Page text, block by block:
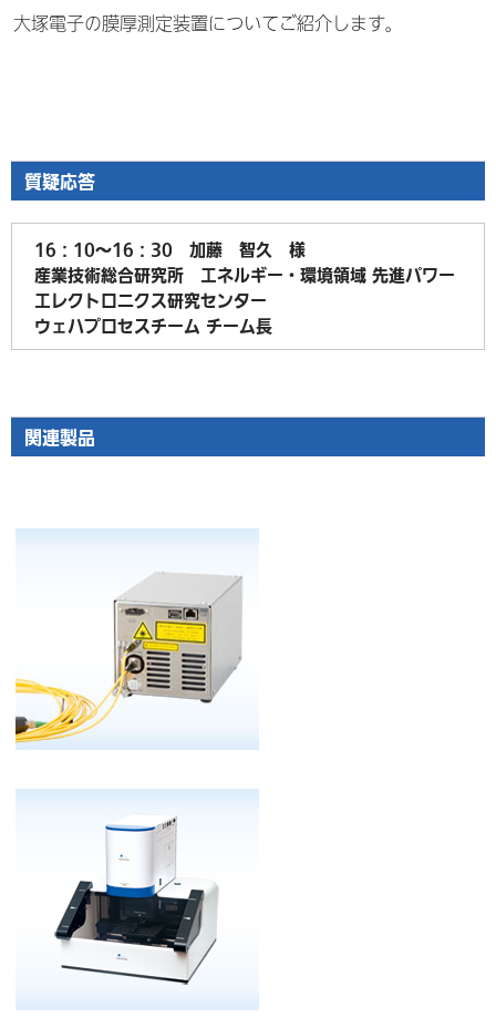
大塚電子の膜厚測定装置についてご紹介します。
質疑応答
16：10～16：30 加藤 智久 様
産業技術総合研究所 エネルギー・環境領域 先進パワー
エレクトロニクス研究センター
ウェハプロセスチーム チーム長
関連製品